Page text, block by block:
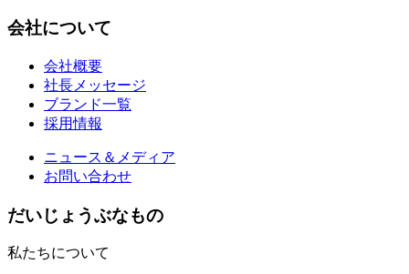
会社について
会社概要
社長メッセージ
ブランド一覧
採用情報
ニュース＆メディア
お問い合わせ
だいじょうぶなもの
私たちについて